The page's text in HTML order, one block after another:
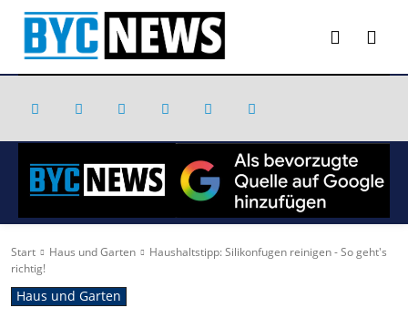
Start Haus und Garten
Haushaltstipp: Silikonfugen reinigen - So geht's
richtig!
Haus und Garten